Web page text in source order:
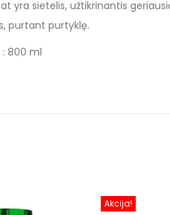
yra sietelis, užtikrinantis
purtant purtyklę.
: 800 ml
Akcija!